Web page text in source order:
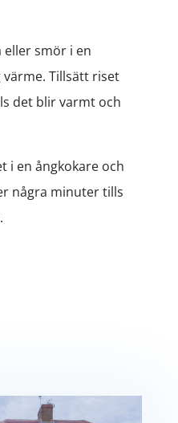
eller smör i en
Tillsätt riset
det blir varmt och
i en ångkokare och
några minuter tills